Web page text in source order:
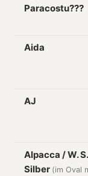
Paracostu???
Aida
AJ
Alpacca / W.
Silber (im Oval